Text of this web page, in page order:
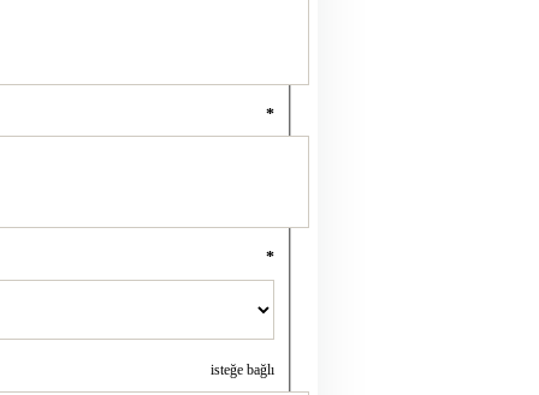
*
*
isteğe bağlı